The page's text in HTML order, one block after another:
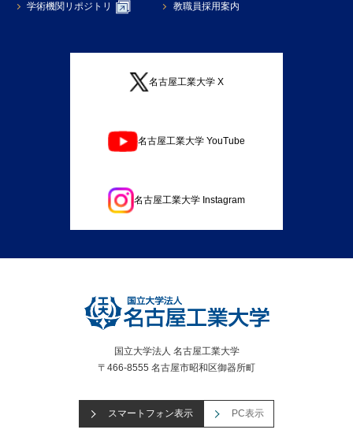
学術機関リポジトリ
教職員採用案内
名古屋工業大学 X
名古屋工業大学 YouTube
名古屋工業大学 Instagram
国立大学法人 名古屋工業大学
〒466-8555 名古屋市昭和区御器所町
スマートフォン表示 PC表示